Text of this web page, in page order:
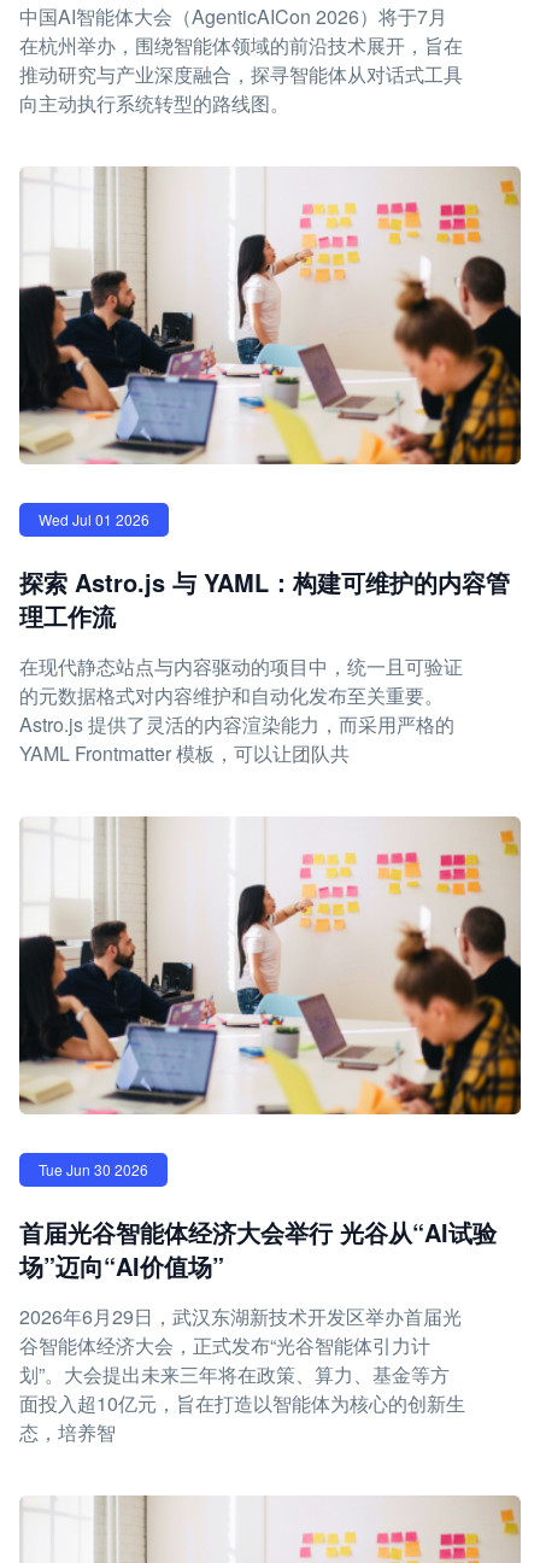
中国AI智能体大会（AgenticAICon 2026）将于7月
在杭州举办，围绕智能体领域的前沿技术展开，旨在
推动研究与产业深度融合，探寻智能体从对话式工具
向主动执行系统转型的路线图。
Wed Jul 01 2026
探索 Astro.js 与 YAML：构建可维护的内容管
理工作流
在现代静态站点与内容驱动的项目中，统一且可验证
的元数据格式对内容维护和自动化发布至关重要。
Astro.js 提供了灵活的内容渲染能力，而采用严格的
YAML Frontmatter 模板，可以让团队共
Tue Jun 30 2026
首届光谷智能体经济大会举行 光谷从“AI试验
场”迈向“AI价值场”
2026年6月29日，武汉东湖新技术开发区举办首届光
谷智能体经济大会，正式发布“光谷智能体引力计
划”。大会提出未来三年将在政策、算力、基金等方
面投入超10亿元，旨在打造以智能体为核心的创新生
态，培养智